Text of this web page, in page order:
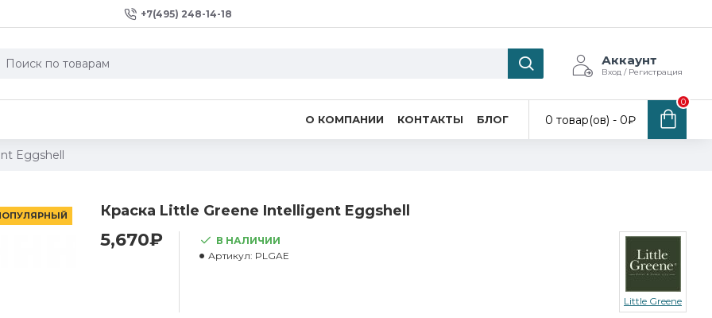
+7(495) 248-14-18
Аккаунт
Вход / Регистрация
О КОМПАНИИ КОНТАКТЫ БЛОГ 0 товар(ов) - 0₽
0
Eggshell
Краска Little Greene Intelligent Eggshell
5,670₽
В НАЛИЧИИ
Артикул: PLGAE
Little Greene